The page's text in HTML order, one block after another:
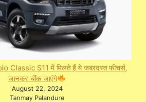
Classic S11 में मिलते हैं ये जबरदस्त फीचर्स,
जानकर चौंक जाएंगे
August 22, 2024
Tanmay Palandure